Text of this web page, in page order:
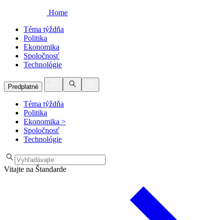
Home
Téma týždňa
Politika
Ekonomika
Spoločnosť
Technológie
Predplatné
Téma týždňa
Politika
Ekonomika >
Spoločnosť
Technológie
Vitajte na Štandarde